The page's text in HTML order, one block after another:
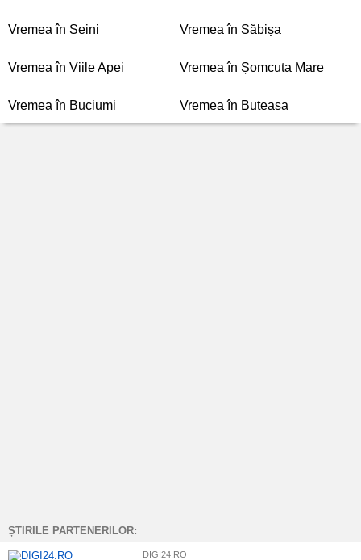
Vremea în Seini Vremea în Săbișa
Vremea în Viile Apei Vremea în Șomcuta Mare
Vremea în Buciumi Vremea în Buteasa
ȘTIRILE PARTENERILOR:
DIGI24.RO